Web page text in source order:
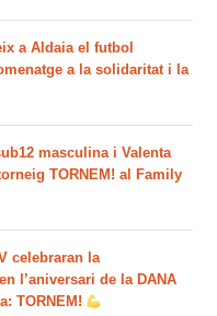
a Aldaia el futbol
a la solidaritat i la
masculina i Valenta
TORNEM! al Family
celebraran la
l’aniversari de la DANA
TORNEM!